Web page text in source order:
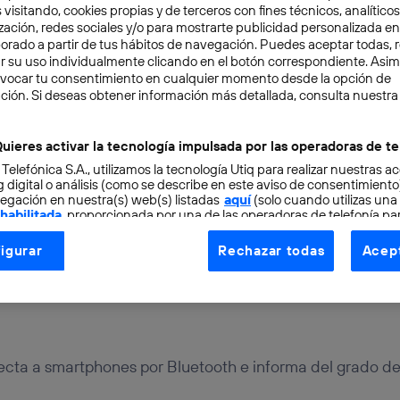
2 min
mal nunca ha
a smartphones por Bluetooth e informa del grado
visitando, cookies propias y de terceros con fines técnicos,
redes sociales y/o para mostrarte publicidad personalizada
a partir de tus hábitos de navegación. Puedes aceptar todas,
su uso individualmente clicando en el botón correspondiente.
tu consentimiento en cualquier momento desde la opción de
Si deseas obtener información más detallada, consulta nuestra
activar la tecnología impulsada por las operadoras de
S.A., utilizamos la tecnología Utiq para realizar nuestras
digital o análisis (como se describe en este aviso de
en nuestra(s) web(s) listadas aquí(solo cuando utilizas una
, proporcionada por una de las operadoras de telefonía
consentimiento en cada página web).
Utiq está diseñada con la privacidad como prioridad
dirección IP y otra información de la cuenta de cliente de
dispositivo y consienta el uso de la tecnología recibirá el mismo
Rechazar todas